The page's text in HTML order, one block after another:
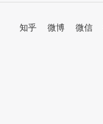
知乎 微博 微信